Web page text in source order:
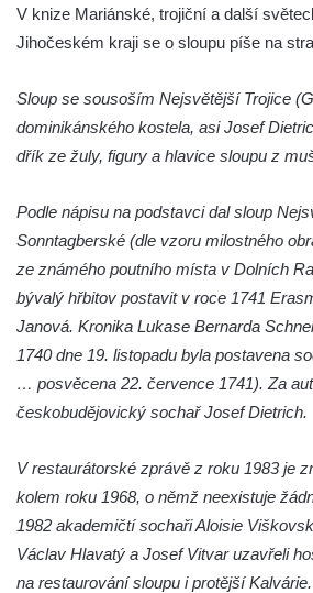
Janské
Sloup svatého Jana Nepomuckého v
Sloup Panny Marie v údolí
potoka u Zákup
Sloup sv. Judy Tadeáše v Nábřežní ulici
Zákupech
Nepomuckého u Bredovského letohrádku
Podještědí – Markvarticích
Sloup s kaplicí (boží muka) ve Lvové
Sloup Nejsvětější Trojice v Zákupech
Sloup Panny Marie v Okrouhlické ulici v
V knize Mariánské, trojiční a další
Jihočeském kraji se o sloupu píše na
Sloup se sousoším Nejsvětější Trojice
dominikánského kostela, asi Josef
dřík ze žuly, figury a hlavice sloupu z
Podle nápisu na podstavci dal sloup
Sonntagberské (dle vzoru milostného
ze známého poutního místa v Dolních
bývalý hřbitov postavit v roce 1741
Janová. Kronika Lukase Bernarda
1740 dne 19. listopadu byla postavena
… posvěcena 22. července 1741). Za
českobudějovický sochař Josef Dietrich.
V restaurátorské zprávě z roku 1983 je
kolem roku 1968, o němž neexistuje
1982 akademičtí sochaři Aloisie
Václav Hlavatý a Josef Vitvar uzavřeli
na restaurování sloupu i protější Kalvárie.